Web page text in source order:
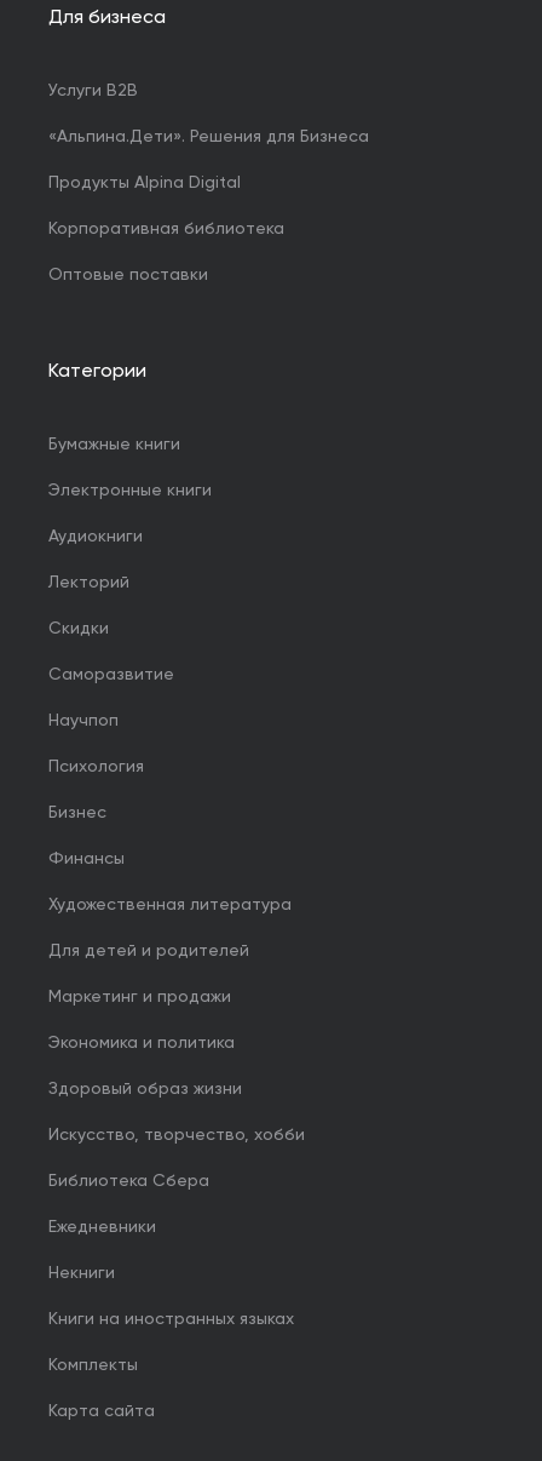
Для бизнеса
Услуги B2B
«Альпина.Дети». Решения для Бизнеса
Продукты Alpina Digital
Корпоративная библиотека
Оптовые поставки
Категории
Бумажные книги
Электронные книги
Аудиокниги
Лекторий
Скидки
Саморазвитие
Научпоп
Психология
Бизнес
Финансы
Художественная литература
Для детей и родителей
Маркетинг и продажи
Экономика и политика
Здоровый образ жизни
Искусство, творчество, хобби
Библиотека Сбера
Ежедневники
Некниги
Книги на иностранных языках
Комплекты
Карта сайта